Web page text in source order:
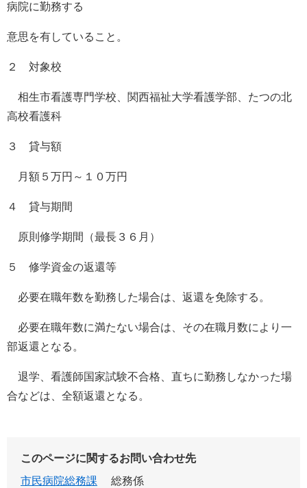
病院に勤務する
意思を有していること。
２ 対象校
相生市看護専門学校、関西福祉大学看護学部、たつの北
高校看護科
３ 貸与額
月額５万円～１０万円
４ 貸与期間
原則修学期間（最長３６月）
５ 修学資金の返還等
必要在職年数を勤務した場合は、返還を免除する。
必要在職年数に満たない場合は、その在職月数により一
部返還となる。
退学、看護師国家試験不合格、直ちに勤務しなかった場
合などは、全額返還となる。
このページに関するお問い合わせ先
市民病院総務課
総務係